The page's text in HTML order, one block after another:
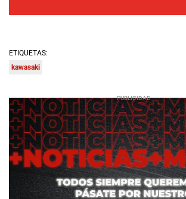
ETIQUETAS:
kawasaki